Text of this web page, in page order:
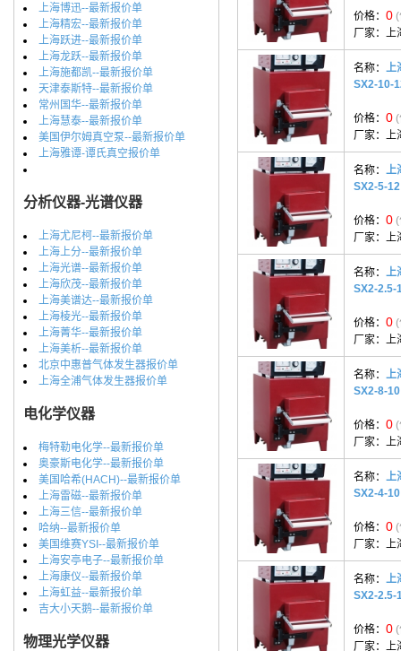
上海博迅--最新报价单
上海精宏--最新报价单
上海跃进--最新报价单
上海龙跃--最新报价单
上海施都凯--最新报价单
天津泰斯特--最新报价单
常州国华--最新报价单
上海慧泰--最新报价单
美国伊尔姆真空泵--最新报价单
上海雅谭-谭氏真空报价单
分析仪器-光谱仪器
上海尤尼柯--最新报价单
上海上分--最新报价单
上海光谱--最新报价单
上海欣茂--最新报价单
上海美谱达--最新报价单
上海棱光--最新报价单
上海菁华--最新报价单
上海美析--最新报价单
北京中惠普气体发生器报价单
上海全浦气体发生器报价单
电化学仪器
梅特勒电化学--最新报价单
奥豪斯电化学--最新报价单
美国哈希(HACH)--最新报价单
上海雷磁--最新报价单
上海三信--最新报价单
哈纳--最新报价单
美国维赛YSI--最新报价单
上海安亭电子--最新报价单
上海康仪--最新报价单
上海虹益--最新报价单
吉大小天鹅--最新报价单
物理光学仪器
价格： 0 (
厂家： 上
名称： 上
SX2-10-
价格： 0 (
厂家： 上
名称： 上
SX2-5-12
价格： 0 (
厂家： 上
名称： 上
SX2-2.5-
价格： 0 (
厂家： 上
名称： 上
SX2-8-10
价格： 0 (
厂家： 上
名称： 上
SX2-4-10
价格： 0 (
厂家： 上
名称： 上
SX2-2.5-
价格： 0 (
厂家： 上